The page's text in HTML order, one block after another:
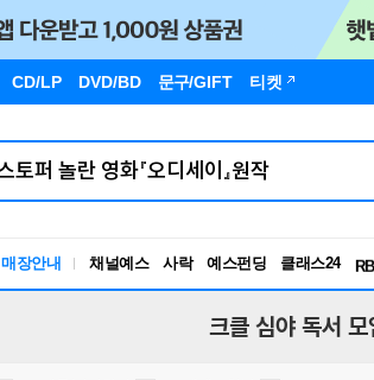
CD/LP DVD/BD 문구/GIFT 티켓
매장안내 채널예스 사락 예스펀딩 클래스24
독
크클 심야 독서 모